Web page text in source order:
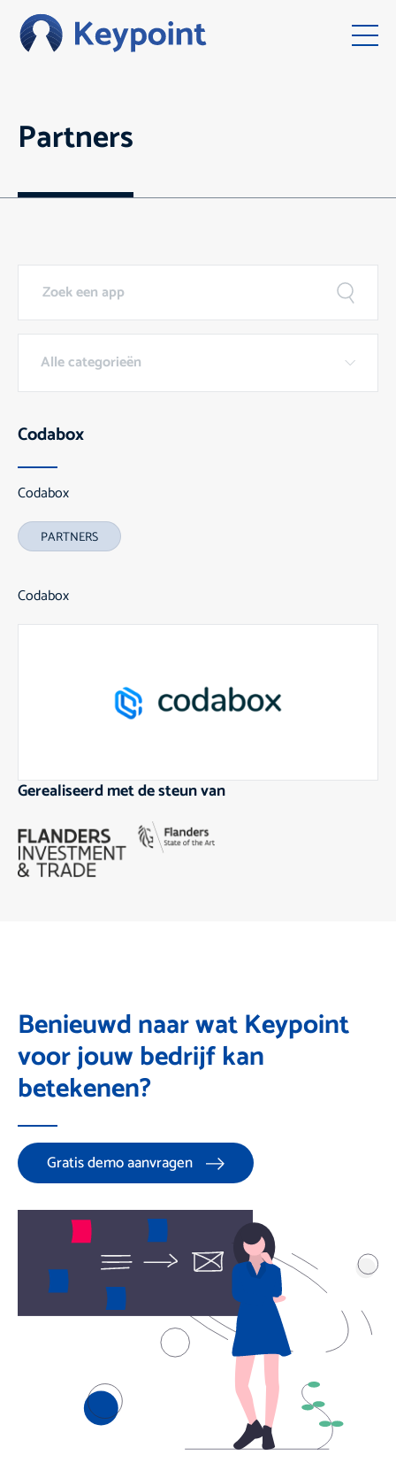
Part­ners
Alle categorieën
Codabox
Codabox
PARTNERS
Codabox
Gerealiseerd met de steun van
Benieuwd naar wat Keypoint
voor jouw bedrijf kan
betekenen?
Gratis demo aanvragen